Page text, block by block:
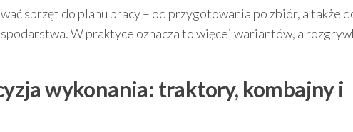
sprzęt do planu pracy – od przygotowania po zbiór, a także
W praktyce oznacza to więcej wariantów, a
wykonania: traktory, kombajny i